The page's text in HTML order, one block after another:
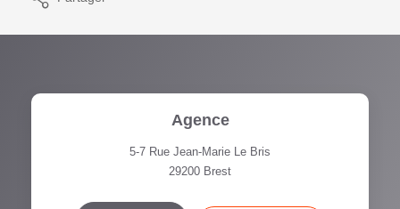
Agence
5-7 Rue Jean-Marie Le Bris
29200 Brest